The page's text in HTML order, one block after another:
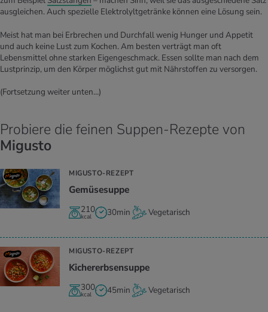
ausgleichen. Auch spezielle Elektrolyltgetränke können eine Lösung sein.
Meist hat man bei Erbrechen und Durchfall wenig Hunger und Appetit
und auch keine Lust zum Kochen. Am besten verträgt man oft
Lebensmittel ohne starken Eigengeschmack. Essen sollte man nach dem
Lustprinzip, um den Körper möglichst gut mit Nährstoffen zu versorgen.
(Fortsetzung weiter unten…)
Probiere die feinen Suppen-Rezepte von
Migusto
MIGUSTO-REZEPT
Ge­mü­se­sup­pe
210
kcal 30min Vegetarisch
MIGUSTO-REZEPT
Ki­cher­erb­sen­sup­pe
300
kcal 45min Vegetarisch